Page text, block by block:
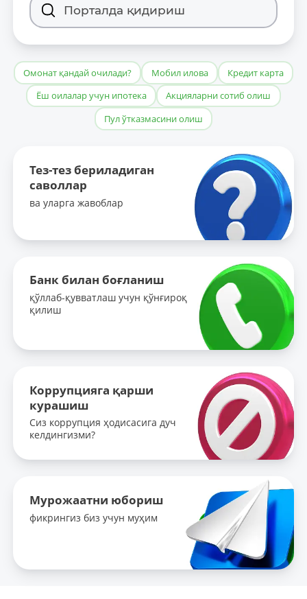
Омонат қандай очилади? Мобил илова
Кредит карта
Ёш оилалар учун ипотека
Акцияларни сотиб олиш
Пул ўтказмасини олиш
Тез-тез бериладиган
саволлар
ва уларга жавоблар
Банк билан боғланиш
қўллаб-қувватлаш учун қўнғироқ
қилиш
Коррупцияга қарши
курашиш
Сиз коррупция ҳодисасига дуч
келдингизми?
Мурожаатни юбориш
фикрингиз биз учун муҳим